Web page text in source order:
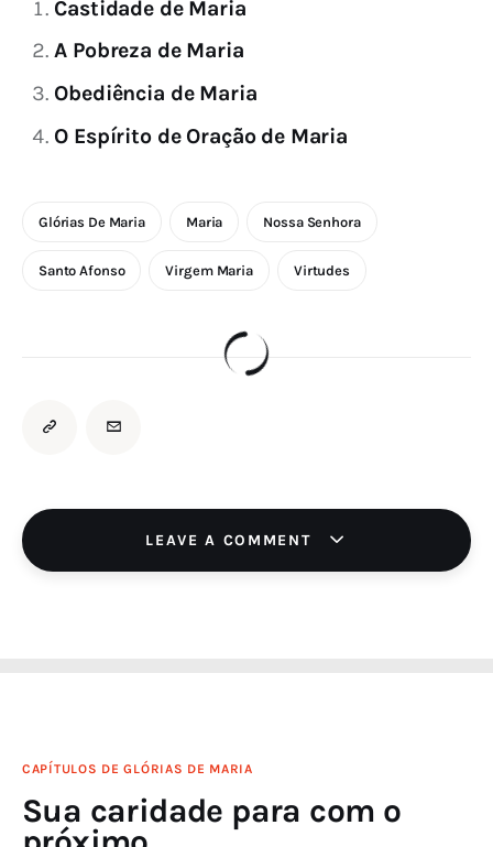
Castidade de Maria
A Pobreza de Maria
Obediência de Maria
O Espírito de Oração de Maria
Glórias De Maria Maria Nossa Senhora
Santo Afonso Virgem Maria Virtudes
LEAVE A COMMENT
CAPÍTULOS DE GLÓRIAS DE MARIA
Sua caridade para com o